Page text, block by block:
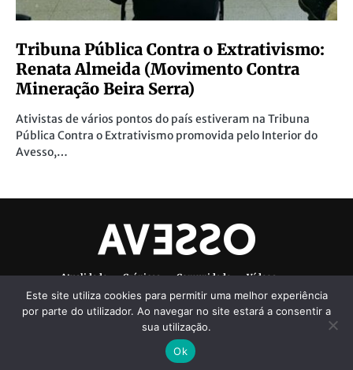
Tribuna Pública Contra o Extrativismo:
Renata Almeida (Movimento Contra
Mineração Beira Serra)
Ativistas de vários pontos do país estiveram na Tribuna
Pública Contra o Extrativismo promovida pelo Interior do
Avesso,…
Atualidade Crónicas Comunidade
Vídeos
Denúncias Ambientais
Ficha Técnica
Este site utiliza cookies para permitir uma melhor experiência
por parte do utilizador. Ao navegar no site estará a consentir a
sua utilização.
Ok